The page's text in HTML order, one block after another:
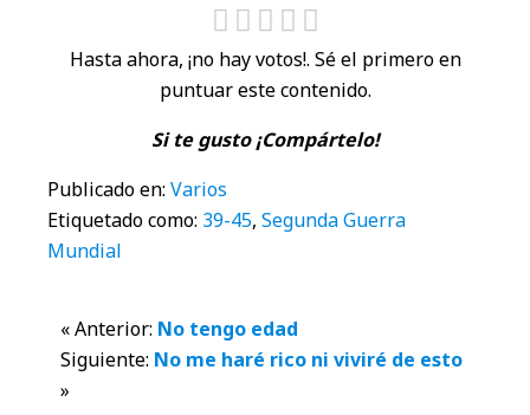
Hasta ahora, ¡no hay votos!. Sé el primero en
puntuar este contenido.
Si te gusto ¡Compártelo!
Publicado en: Varios
Etiquetado como: 39-45, Segunda Guerra
Mundial
Interacciones
con
« Anterior: No tengo edad
Siguiente: No me haré rico ni viviré de esto
»